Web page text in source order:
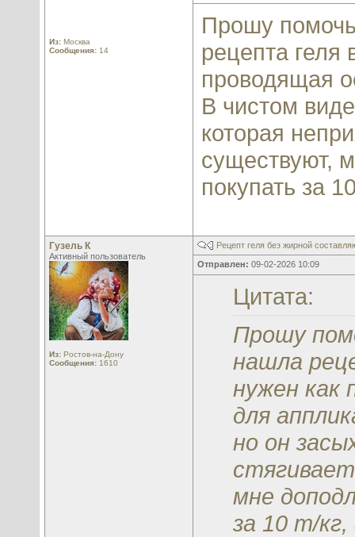
Из: Москва
Сообщения: 14
Прошу
рецепта
проводящая
В чистом
которая
существуют,
покупать за
Гузель К
Активный пользователь
Из: Ростов-на-Дону
Сообщения: 1610
Рецепт геля без жирной
Отправлен: 09-02-2026 10:09
Цитата:
Прошу
нашла
нужен как
для
но он
мне
за 10 т/